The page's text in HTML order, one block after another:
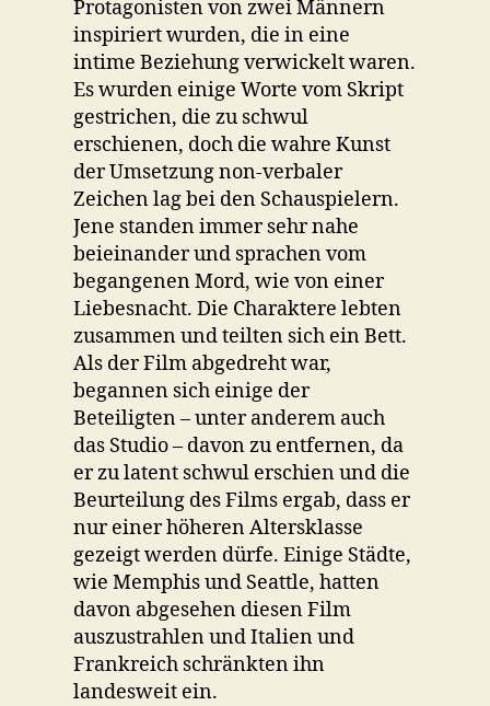
Protagonisten von zwei Männern
inspiriert wurden, die in eine
intime Beziehung verwickelt waren.
Es wurden einige Worte vom Skript
gestrichen, die zu schwul
erschienen, doch die wahre Kunst
der Umsetzung non-verbaler
Zeichen lag bei den Schauspielern.
Jene standen immer sehr nahe
beieinander und sprachen vom
begangenen Mord, wie von einer
Liebesnacht. Die Charaktere lebten
zusammen und teilten sich ein Bett.
Als der Film abgedreht war,
begannen sich einige der
Beteiligten – unter anderem auch
das Studio – davon zu entfernen, da
er zu latent schwul erschien und die
Beurteilung des Films ergab, dass er
nur einer höheren Altersklasse
gezeigt werden dürfe. Einige Städte,
wie Memphis und Seattle, hatten
davon abgesehen diesen Film
auszustrahlen und Italien und
Frankreich schränkten ihn
landesweit ein.